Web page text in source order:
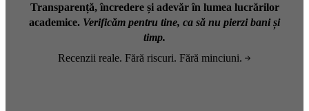
Transparență, încredere și adevăr în lumea lucrărilor
academice. Verificăm pentru tine, ca să nu pierzi bani și
timp.
Recenzii reale. Fără riscuri. Fără minciuni.